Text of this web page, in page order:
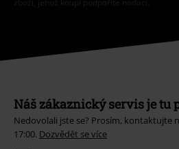
Náš zákaznický servis je tu
Nedovolali jste se? Prosím, kontaktujte
17:00. Dozvědět se více